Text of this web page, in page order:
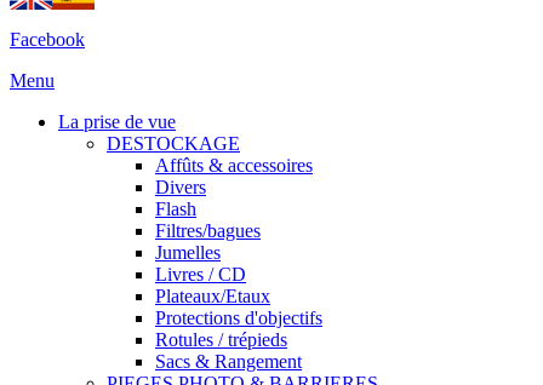
Facebook
Menu
La prise de vue
DESTOCKAGE
Affûts & accessoires
Divers
Flash
Filtres/bagues
Jumelles
Livres / CD
Plateaux/Etaux
Protections d'objectifs
Rotules / trépieds
Sacs & Rangement